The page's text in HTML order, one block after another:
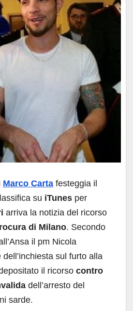
Marco Carta festeggia il
su iTunes per
arriva la notizia del ricorso
di Milano. Secondo
il pm Nicola
sul furto alla
il ricorso contro
dell’arresto del
sarde.